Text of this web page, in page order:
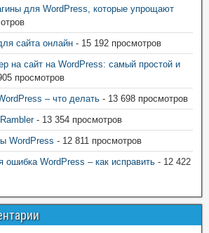
для WordPress, которые упрощают
сайта онлайн - 15 192 просмотров
на сайт на WordPress: самый простой и
просмотров
– что делать - 13 698 просмотров
- 13 354 просмотров
WordPress - 12 811 просмотров
ошибка WordPress – как исправить - 12 422